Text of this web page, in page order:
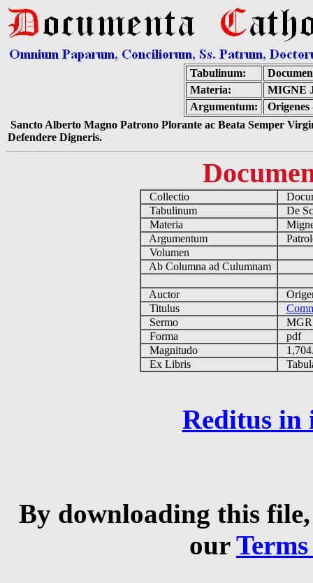
Tabulinum:
Materia:
MIGNE
Argumentum:
Sancto Alberto Magno Patrono Plorante ac Beata Semper
Defendere Digneris.
Collectio
Tabulinum
De
Materia
Argumentum
Volumen
Ab Columna ad Culumnam
Auctor
Titulus
Sermo
Forma
pdf
Magnitudo
Ex Libris
Reditus in
By downloading this
our